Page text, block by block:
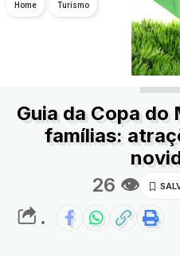
Home Turismo
Guia da Copa
famílias:
26 👁
.